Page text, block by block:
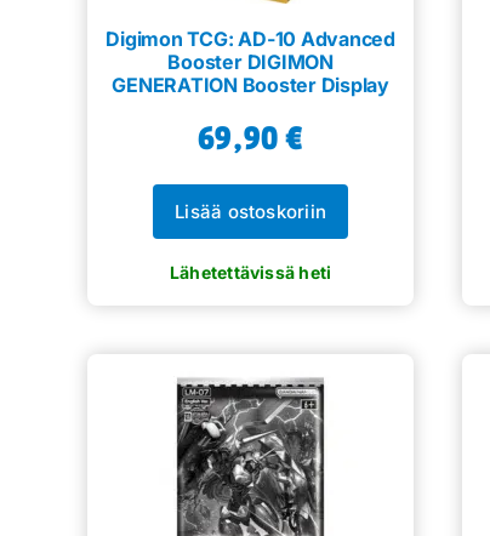
Digimon TCG: AD-10 Advanced
Booster DIGIMON
GENERATION Booster Display
69,90€
Lisää ostoskoriin